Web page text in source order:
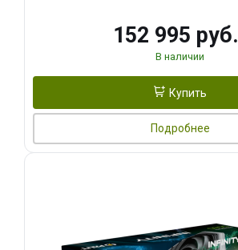
152 995 руб.
В наличии
Купить
Подробнее